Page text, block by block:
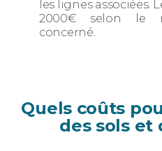
les lignes associées.
2000€ selon le
concerné.
Quels coûts
des sols et